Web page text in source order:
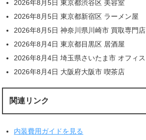
2026年8月5日 東京都渋谷区 美容室
2026年8月5日 東京都新宿区 ラーメン屋
2026年8月5日 神奈川県川崎市 買取専門店
2026年8月4日 東京都目黒区 居酒屋
2026年8月4日 埼玉県さいたま市 オフィス
2026年8月4日 大阪府大阪市 喫茶店
関連リンク
内装費用ガイドを見る